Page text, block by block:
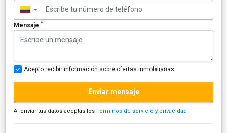
▼
Mensaje *
Acepto recibir información sobre ofertas inmobiliarias
Enviar mensaje
Al enviar tus datos aceptas los Términos de servicio y privacidad